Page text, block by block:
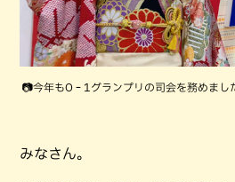
📷今年もO‐1グランプリの司会を務めまし
みなさん。